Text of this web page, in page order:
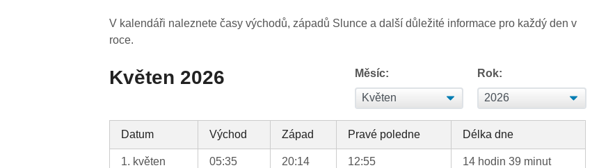
V kalendáři naleznete časy východů, západů Slunce a další důležité informace pro každý den v
roce.
Květen 2026 Měsíc: Rok:
Datum Východ Západ Pravé poledne Délka dne
1. květen 05:35 20:14 12:55 14 hodin 39 minut